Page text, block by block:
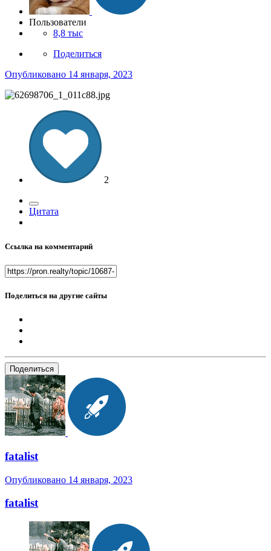
Пользователи
8,8 тыс
Поделиться
Опубликовано 14 января, 2023
2
Цитата
Ссылка на комментарий
Поделиться на другие сайты
Поделиться
fatalist
Опубликовано 14 января, 2023
fatalist